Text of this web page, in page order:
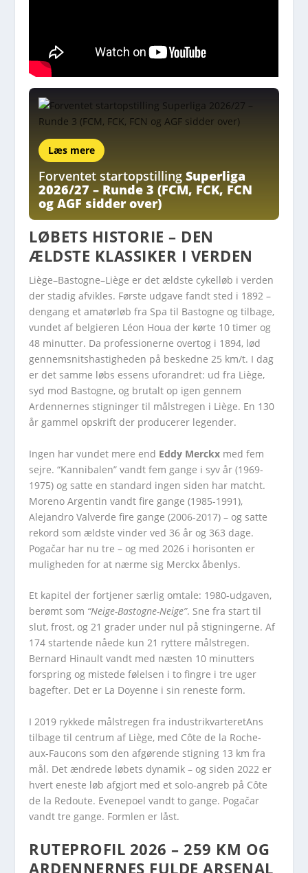
Læs mere
Forventet startopstilling Superliga
2026/27 – Runde 3 (FCM, FCK, FCN
og AGF sidder over)
LØBETS HISTORIE – DEN
ÆLDSTE KLASSIKER I VERDEN
Liège–Bastogne–Liège er det ældste cykelløb i verden
der stadig afvikles. Første udgave fandt sted i 1892 –
dengang et amatørløb fra Spa til Bastogne og tilbage,
vundet af belgieren Léon Houa der kørte 10 timer og
48 minutter. Da professionerne overtog i 1894, lød
gennemsnitshastigheden på beskedne 25 km/t. I dag
er det samme løbs essens uforandret: ud fra Liège,
syd mod Bastogne, og brutalt op igen gennem
Ardennernes stigninger til målstregen i Liège. En 130
år gammel opskrift der producerer legender.
Ingen har vundet mere end Eddy Merckx med fem
sejre. “Kannibalen” vandt fem gange i syv år (1969-
1975) og satte en standard ingen siden har matcht.
Moreno Argentin vandt fire gange (1985-1991),
Alejandro Valverde fire gange (2006-2017) – og satte
rekord som ældste vinder ved 36 år og 363 dage.
Pogačar har nu tre – og med 2026 i horisonten er
muligheden for at nærme sig Merckx åbenlys.
Et kapitel der fortjener særlig omtale: 1980-udgaven,
berømt som “Neige-Bastogne-Neige”. Sne fra start til
slut, frost, og 21 grader under nul på stigningerne. Af
174 startende nåede kun 21 ryttere målstregen.
Bernard Hinault vandt med næsten 10 minutters
forspring og mistede følelsen i to fingre i tre uger
bagefter. Det er La Doyenne i sin reneste form.
I 2019 rykkede målstregen fra industrikvarteretAns
tilbage til centrum af Liège, med Côte de la Roche-
aux-Faucons som den afgørende stigning 13 km fra
mål. Det ændrede løbets dynamik – og siden 2022 er
hvert eneste løb afgjort med et solo-angreb på Côte
de la Redoute. Evenepoel vandt to gange. Pogačar
vandt tre gange. Formlen er låst.
RUTEPROFIL 2026 – 259 KM OG
ARDENNERNES FULDE ARSENAL